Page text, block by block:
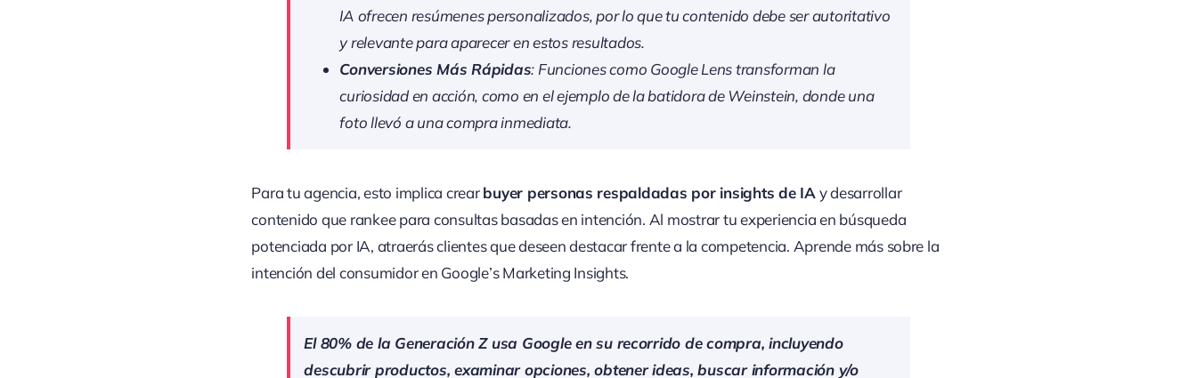
IA ofrecen resúmenes personalizados, por lo que tu contenido debe ser autoritativo
y relevante para aparecer en estos resultados.
Conversiones Más Rápidas: Funciones como Google Lens transforman la
curiosidad en acción, como en el ejemplo de la batidora de Weinstein, donde una
foto llevó a una compra inmediata.
Para tu agencia, esto implica crearbuyer personas respaldadas por insights de IAy desarrollar
contenido que rankee para consultas basadas en intención. Al mostrar tu experiencia en búsqueda
potenciada por IA, atraerás clientes que deseen destacar frente a la competencia. Aprende más sobre la
intención del consumidor en Google’s Marketing Insights.
El 80% de la Generación Z usa Google en su recorrido de compra, incluyendo
descubrir productos, examinar opciones, obtener ideas, buscar información y/o